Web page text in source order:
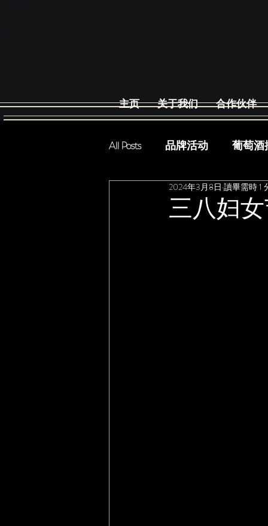
主页 关于我们 合作伙伴
All Posts 品牌活动 葡萄酒
三八妇
2024年3月8日 讀畢需時 1